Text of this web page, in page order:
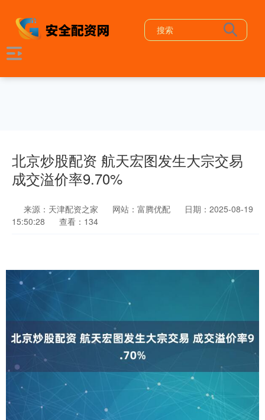
北京炒股配资 航天宏图发生大宗交易
成交溢价率9.70%
来源：天津配资之家 网站：富腾优配
日期：2025-08-19
15:50:28
查看：134